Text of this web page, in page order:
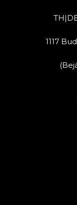
1117